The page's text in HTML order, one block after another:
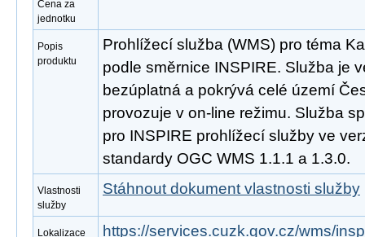
Cena za
jednotku
Popis
produktu
Prohlížecí služba (WMS) pro téma
podle směrnice INSPIRE. Služba je
bezúplatná a pokrývá celé území
provozuje v on-line režimu. Služba
pro INSPIRE prohlížecí služby ve
standardy OGC WMS 1.1.1 a 1.3.0.
Vlastnosti
služby
Stáhnout dokument vlastnosti služby
Lokalizace
https://services.cuzk.gov.cz/wms/